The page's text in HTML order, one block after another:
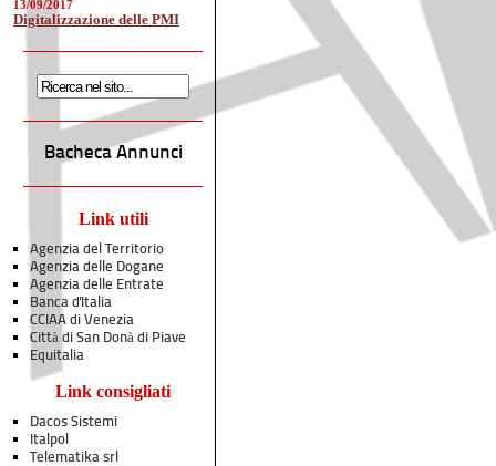
13/09/2017
Digitalizzazione delle PMI
Bacheca Annunci
Link utili
Agenzia del Territorio
Agenzia delle Dogane
Agenzia delle Entrate
Banca d'Italia
CCIAA di Venezia
Città di San Donà di Piave
Equitalia
Link consigliati
Dacos Sistemi
Italpol
Telematika srl